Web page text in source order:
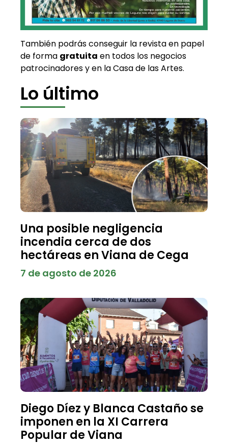
También podrás conseguir la revista en papel
de forma gratuita en todos los negocios
patrocinadores y en la Casa de las Artes.
Lo último
Una posible negligencia
incendia cerca de dos
hectáreas en Viana de Cega
7 de agosto de 2026
Diego Díez y Blanca Castaño se
imponen en la XI Carrera
Popular de Viana